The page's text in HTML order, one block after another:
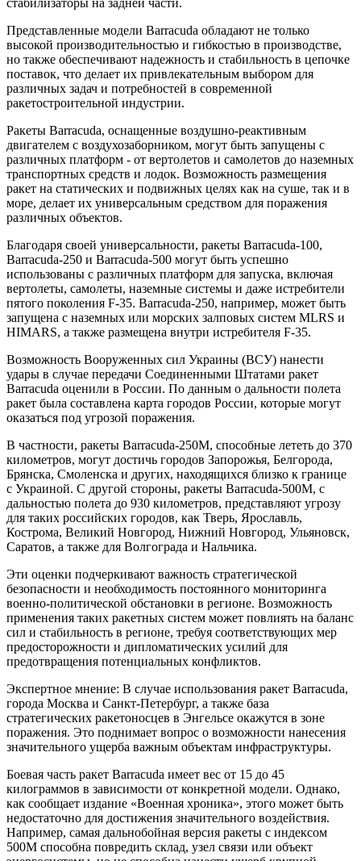
Представленные модели Barracuda обладают не только
высокой производительностью и гибкостью в производстве,
но также обеспечивают надежность и стабильность в цепочке
поставок, что делает их привлекательным выбором для
различных задач и потребностей в современной
ракетостроительной индустрии.
Ракеты Barracuda, оснащенные воздушно-реактивным
двигателем с воздухозаборником, могут быть запущены с
различных платформ - от вертолетов и самолетов до наземных
транспортных средств и лодок. Возможность размещения
ракет на статических и подвижных целях как на суше, так и в
море, делает их универсальным средством для поражения
различных объектов.
Благодаря своей универсальности, ракеты Barracuda-100,
Barracuda-250 и Barracuda-500 могут быть успешно
использованы с различных платформ для запуска, включая
вертолеты, самолеты, наземные системы и даже истребители
пятого поколения F-35. Barracuda-250, например, может быть
запущена с наземных или морских залповых систем MLRS и
HIMARS, а также размещена внутри истребителя F-35.
Возможность Вооруженных сил Украины (ВСУ) нанести
удары в случае передачи Соединенными Штатами ракет
Barracuda оценили в России. По данным о дальности полета
ракет была составлена карта городов России, которые могут
оказаться под угрозой поражения.
В частности, ракеты Barracuda-250М, способные лететь до 370
километров, могут достичь городов Запорожья, Белгорода,
Брянска, Смоленска и других, находящихся близко к границе
с Украиной. С другой стороны, ракеты Barracuda-500М, с
дальностью полета до 930 километров, представляют угрозу
для таких российских городов, как Тверь, Ярославль,
Кострома, Великий Новгород, Нижний Новгород, Ульяновск,
Саратов, а также для Волгограда и Нальчика.
Эти оценки подчеркивают важность стратегической
безопасности и необходимость постоянного мониторинга
военно-политической обстановки в регионе. Возможность
применения таких ракетных систем может повлиять на баланс
сил и стабильность в регионе, требуя соответствующих мер
предосторожности и дипломатических усилий для
предотвращения потенциальных конфликтов.
Экспертное мнение: В случае использования ракет Barracuda,
города Москва и Санкт-Петербург, а также база
стратегических ракетоносцев в Энгельсе окажутся в зоне
поражения. Это поднимает вопрос о возможности нанесения
значительного ущерба важным объектам инфраструктуры.
Боевая часть ракет Barracuda имеет вес от 15 до 45
килограммов в зависимости от конкретной модели. Однако,
как сообщает издание «Военная хроника», этого может быть
недостаточно для достижения значительного воздействия.
Например, самая дальнобойная версия ракеты с индексом
500M способна повредить склад, узел связи или объект